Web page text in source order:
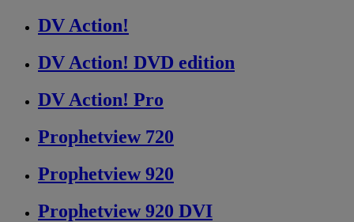
DV Action!
DV Action! DVD edition
DV Action! Pro
Prophetview 720
Prophetview 920
Prophetview 920 DVI